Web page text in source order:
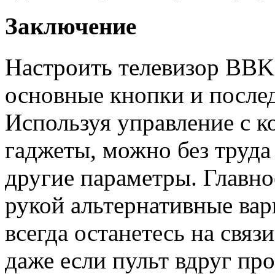
Заключение
Настроить телевизор
основные кнопки и
Используя управление с
гаджеты, можно без
другие параметры.
рукой альтернативные
всегда останетесь на
даже если пульт вдруг